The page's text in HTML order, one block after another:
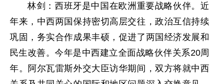
林剑：西班牙是中国在欧洲重要战略伙伴。近
年来，中西两国保持密切高层交往，政治互信持续
巩固，务实合作成果丰硕，促进了两国经济发展和
民生改善。今年是中西建立全面战略伙伴关系20周
年。阿尔瓦雷斯外交大臣访华期间，双方将就中西